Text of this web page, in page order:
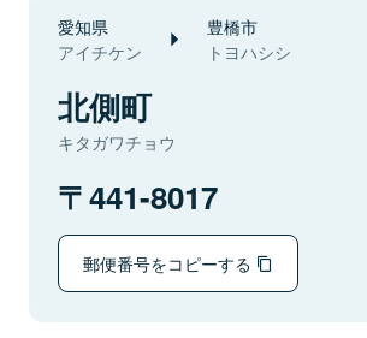
愛知県
アイチケン
豊橋市
トヨハシシ
北側町
キタガワチョウ
441-8017
郵便番号をコピーする